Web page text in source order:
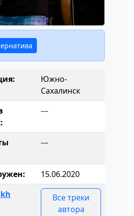
Южно-
Сахалинск
---
---
15.06.2020
Все треки
автора